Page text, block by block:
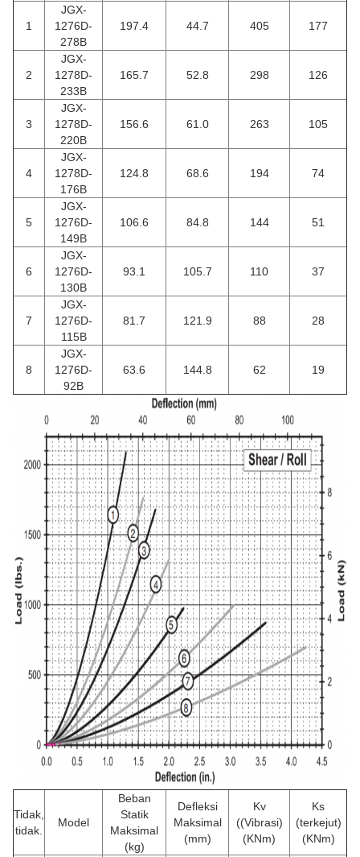
1
JGX-
1276D-
278B
197.4 44.7 405 177
2
JGX-
1278D-
233B
165.7 52.8 298 126
3
JGX-
1278D-
220B
156.6 61.0 263 105
4
JGX-
1278D-
176B
124.8 68.6 194 74
5
JGX-
1276D-
149B
106.6 84.8 144 51
6
JGX-
1276D-
130B
93.1 105.7 110 37
7
JGX-
1276D-
115B
81.7 121.9 88 28
8
JGX-
1276D-
92B
63.6 144.8 62 19
Tidak,
tidak.
Model
Beban
Statik
Maksimal
(kg)
Defleksi
Maksimal
(mm)
Kv
((Vibrasi)
(KNm)
Ks
(terkejut)
(KNm)